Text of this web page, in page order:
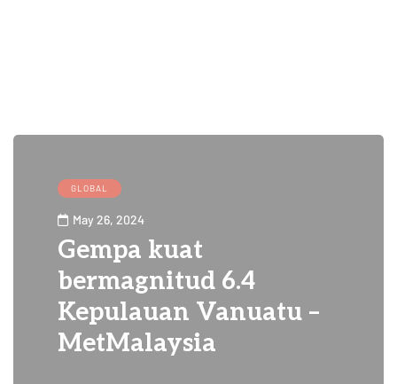
GLOBAL
May 26, 2024
Gempa kuat
bermagnitud 6.4
Kepulauan Vanuatu –
MetMalaysia